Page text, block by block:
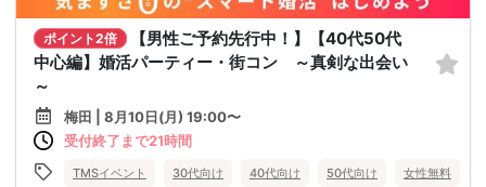
ポイント2倍
【男性ご予約先行中！】【40代50代
中心編】婚活パーティー・街コン ～真剣な出会い
～
梅田 | 8月10日(月) 19:00〜
受付終了まで21時間
TMSイベント 30代向け 40代向け 50代向け 女性無料